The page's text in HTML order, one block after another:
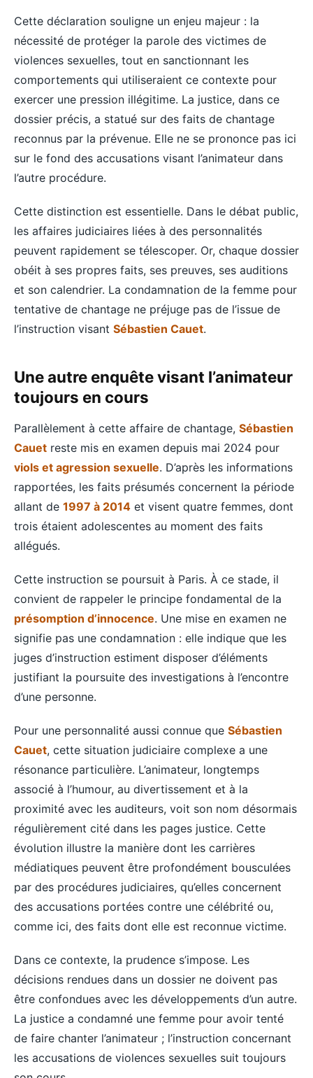
Cette déclaration souligne un enjeu majeur : la
nécessité de protéger la parole des victimes de
violences sexuelles, tout en sanctionnant les
comportements qui utiliseraient ce contexte pour
exercer une pression illégitime. La justice, dans ce
dossier précis, a statué sur des faits de chantage
reconnus par la prévenue. Elle ne se prononce pas ici
sur le fond des accusations visant l’animateur dans
l’autre procédure.
Cette distinction est essentielle. Dans le débat public,
les affaires judiciaires liées à des personnalités
peuvent rapidement se télescoper. Or, chaque dossier
obéit à ses propres faits, ses preuves, ses auditions
et son calendrier. La condamnation de la femme pour
tentative de chantage ne préjuge pas de l’issue de
l’instruction visant Sébastien Cauet.
Une autre enquête visant l’animateur
toujours en cours
Parallèlement à cette affaire de chantage, Sébastien
Cauet reste mis en examen depuis mai 2024 pour
viols et agression sexuelle. D’après les informations
rapportées, les faits présumés concernent la période
allant de 1997 à 2014 et visent quatre femmes, dont
trois étaient adolescentes au moment des faits
allégués.
Cette instruction se poursuit à Paris. À ce stade, il
convient de rappeler le principe fondamental de la
présomption d’innocence. Une mise en examen ne
signifie pas une condamnation : elle indique que les
juges d’instruction estiment disposer d’éléments
justifiant la poursuite des investigations à l’encontre
d’une personne.
Pour une personnalité aussi connue que Sébastien
Cauet, cette situation judiciaire complexe a une
résonance particulière. L’animateur, longtemps
associé à l’humour, au divertissement et à la
proximité avec les auditeurs, voit son nom désormais
régulièrement cité dans les pages justice. Cette
évolution illustre la manière dont les carrières
médiatiques peuvent être profondément bousculées
par des procédures judiciaires, qu’elles concernent
des accusations portées contre une célébrité ou,
comme ici, des faits dont elle est reconnue victime.
Dans ce contexte, la prudence s’impose. Les
décisions rendues dans un dossier ne doivent pas
être confondues avec les développements d’un autre.
La justice a condamné une femme pour avoir tenté
de faire chanter l’animateur ; l’instruction concernant
les accusations de violences sexuelles suit toujours